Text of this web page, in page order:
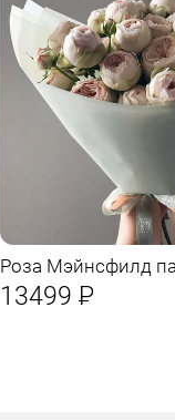
Роза Мэйнсфилд
13499 Р